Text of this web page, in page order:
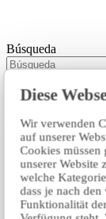
Diese
Wir verwenden
auf unserer
Cookies müssen
unserer Website
welche
dass je nach
Funktionalität
Búsqueda